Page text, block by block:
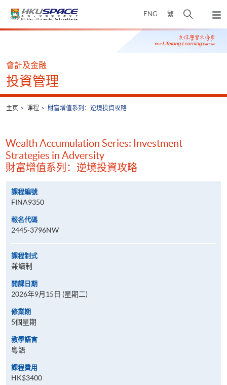
ENG 繁
开
搜
寻
弹
出
主
Main
會計及金融
投資管理
主页 课程 財富增值系列：逆境投資攻略
Wealth Accumulation Series: Investment
Strategies in Adversity
財富增值系列：逆境投資攻略
課程編號
FINA9350
報名代碼
2445-3796NW
課程制式
兼讀制
開課日期
2026年9月15日 (星期二)
修業期
5個星期
教學語言
粵語
課程費用
HK$3400